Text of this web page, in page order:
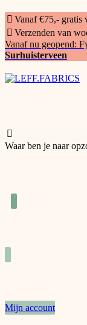
Vanaf €75,- gratis
Verzenden van
Vanaf nu geopend:
Surhuisterveen
Waar ben je naar
Mijn account